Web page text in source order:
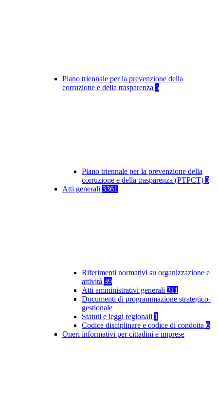
Piano triennale per la prevenzione della
corruzione e della trasparenza 5
Piano triennale per la prevenzione della
corruzione e della trasparenza (PTPCT) 3
Atti generali 3361
Riferimenti normativi su organizzazione e
attività 39
Atti amministrativi generali 311
Documenti di programmazione strategico-
gestionale
Statuti e leggi regionali 1
Codice disciplinare e codice di condotta 6
Oneri informativi per cittadini e imprese